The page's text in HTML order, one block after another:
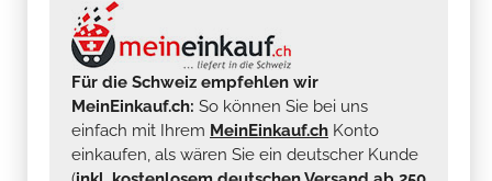
Für die Schweiz empfehlen wir
MeinEinkauf.ch: So können Sie bei uns
einfach mit Ihrem MeinEinkauf.ch Konto
einkaufen, als wären Sie ein deutscher Kunde